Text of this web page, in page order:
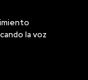
que visibiliza